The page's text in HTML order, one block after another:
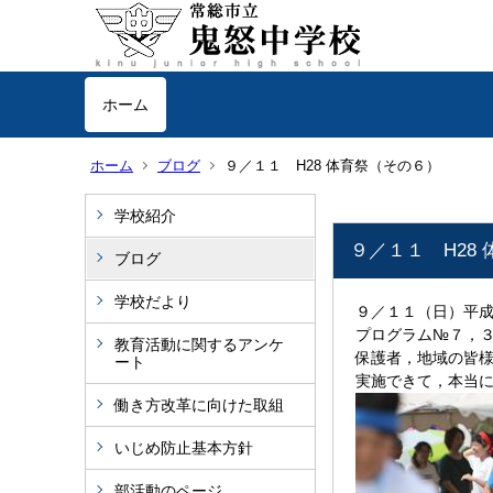
ホーム
ホーム ブログ ９／１１ H28 体育祭（その６）
学校紹介
ブログ
学校だより
教育活動に関するアンケ
ート
働き方改革に向けた取組
いじめ防止基本方針
９／１１ H28
９／１１（日）平
プログラム№７，
保護者，地域の皆
実施できて，本当